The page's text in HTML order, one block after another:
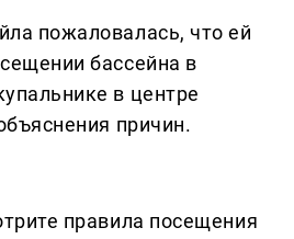
пожаловалась, что ей
бассейна в
в центре
причин.
правила посещения